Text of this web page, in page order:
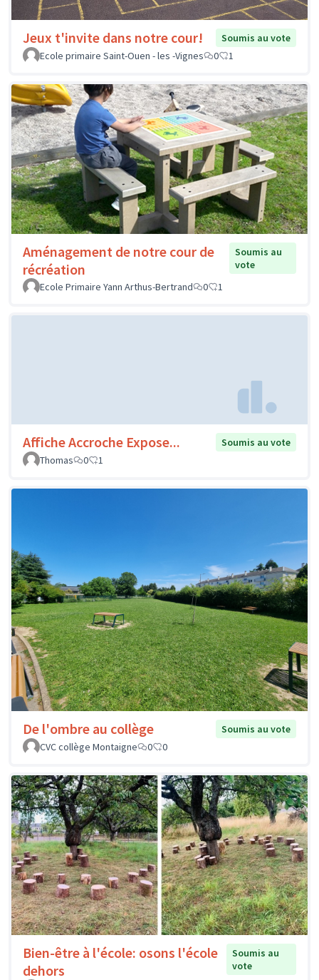
Jeux t'invite dans notre cour!
Soumis au vote
Ecole primaire Saint-Ouen - les -Vignes
0 1
Aménagement de notre cour de
récréation
Soumis au
vote
Ecole Primaire Yann Arthus-Bertrand
0 1
Affiche Accroche Expose...
Soumis au vote
Thomas
0 1
De l'ombre au collège
Soumis au vote
CVC collège Montaigne
0 0
Bien-être à l'école: osons l'école
dehors
Soumis au
vote